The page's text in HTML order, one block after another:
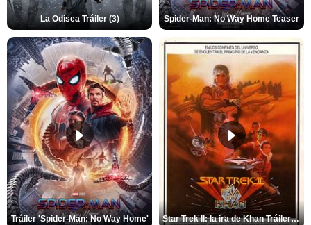
La Odisea Tráiler (3) Spider-Man: No Way Home Teaser
Tráiler 'Spider-Man: No Way Home' Star Trek II: la ira de Khan Tráiler VO